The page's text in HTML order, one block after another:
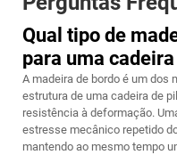
Qual tipo de
para uma
A madeira de bordo é um dos
estrutura de uma cadeira de
resistência à deformação.
estresse mecânico repetido
mantendo ao mesmo tempo